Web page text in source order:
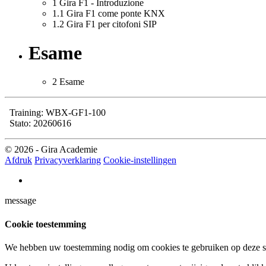
1 Gira F1 - Introduzione
1.1 Gira F1 come ponte KNX
1.2 Gira F1 per citofoni SIP
Esame
2 Esame
Training: WBX-GF1-100
Stato: 20260616
© 2026 - Gira Academie
Afdruk Privacyverklaring Cookie-instellingen
message
Cookie toestemming
We hebben uw toestemming nodig om cookies te gebruiken op deze